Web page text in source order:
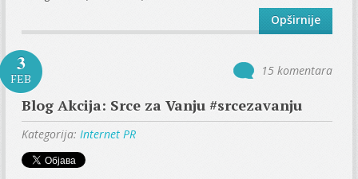
Opširnije
3
FEB
15 komentara
Blog Akcija: Srce za Vanju #srcezavanju
Kategorija: Internet PR